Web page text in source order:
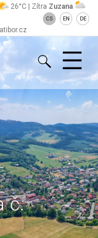
26°C | Zítra Zuzana
CS EN DE
č.